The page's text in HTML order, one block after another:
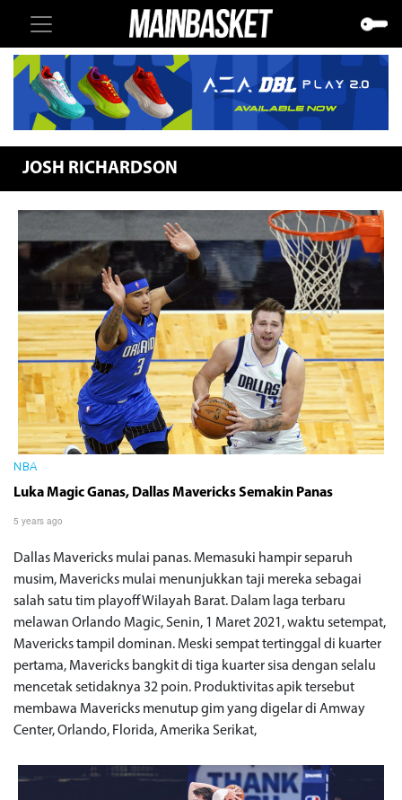
JOSH RICHARDSON
NBA
Luka Magic Ganas, Dallas Mavericks Semakin Panas
5 years ago
Dallas Mavericks mulai panas. Memasuki hampir separuh
musim, Mavericks mulai menunjukkan taji mereka sebagai
salah satu tim playoff Wilayah Barat. Dalam laga terbaru
melawan Orlando Magic, Senin, 1 Maret 2021, waktu setempat,
Mavericks tampil dominan. Meski sempat tertinggal di kuarter
pertama, Mavericks bangkit di tiga kuarter sisa dengan selalu
mencetak setidaknya 32 poin. Produktivitas apik tersebut
membawa Mavericks menutup gim yang digelar di Amway
Center, Orlando, Florida, Amerika Serikat,